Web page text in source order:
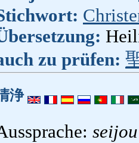
zu prüfen:
浄
seijou